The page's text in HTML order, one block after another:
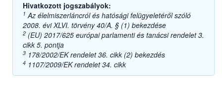
Hivatkozott jogszabályok:
1 Az élelmiszerláncról és hatósági felügyeletéről szóló
2008. évi XLVI. törvény 40/A. § (1) bekezdése
2 (EU) 2017/625 európai parlamenti és tanácsi rendelet 3.
cikk 5. pontja
3 178/2002/EK rendelet 36. cikk (2) bekezdés
4 1107/2009/EK rendelet 34. cikk